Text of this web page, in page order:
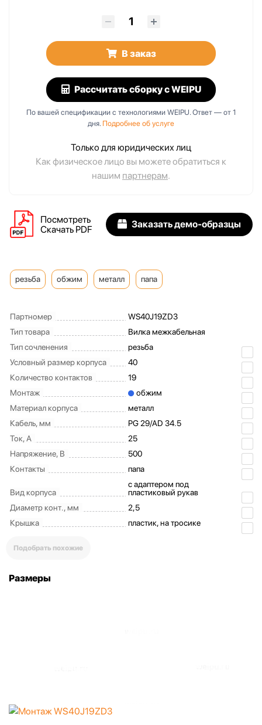
В заказ
Рассчитать сборкус WEIPU
По вашей спецификации с технологиями WEIPU. Ответ — от 1
дня. Подробнее об услуге
Только для юридических лиц
Как физическое лицо вы можете обратиться к
нашим партнерам.
Посмотреть
Скачать PDF
Заказать демо-образцы
резьба обжим металл папа
Партномер
WS40J19ZD3
Тип товара
Вилка межкабельная
Тип сочленения
резьба
Условный размер корпуса
40
Количество контактов
19
Монтаж
обжим
Материал корпуса
металл
Кабель, мм
PG 29/AD 34.5
Ток, А
25
Напряжение, В
500
Контакты
папа
Вид корпуса
с адаптером под
пластиковый рукав
Диаметр конт., мм
2,5
Крышка
пластик, на тросике
Подобрать похожие
Размеры